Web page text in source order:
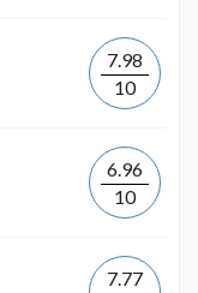
7.98
10
6.96
10
7.77